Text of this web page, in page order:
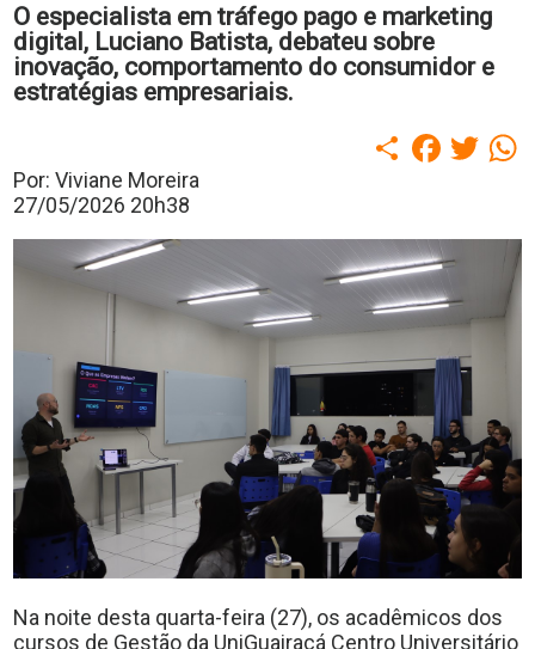
Calendário
Acadêmico
Portal
da
Biblioteca
da
Empregabilidade
Mais
Opções
O especialista em tráfego pago e marketing
digital, Luciano Batista, debateu sobre
inovação, comportamento do consumidor e
estratégias empresariais.
Compartilhar
Por: Viviane Moreira
27/05/2026 20h38
Na noite desta quarta-feira (27), os acadêmicos dos
cursos de Gestão da UniGuairacá Centro Universitário